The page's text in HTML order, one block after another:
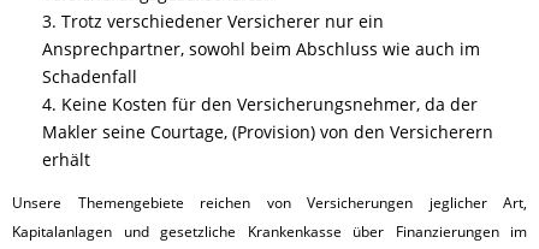
3. Trotz verschiedener Versicherer nur ein
Ansprechpartner, sowohl beim Abschluss wie auch im
Schadenfall
4. Keine Kosten für den Versicherungsnehmer, da der
Makler seine Courtage, (Provision) von den Versicherern
erhält
Unsere Themengebiete reichen von Versicherungen jeglicher Art,
Kapitalanlagen und gesetzliche Krankenkasse über Finanzierungen im